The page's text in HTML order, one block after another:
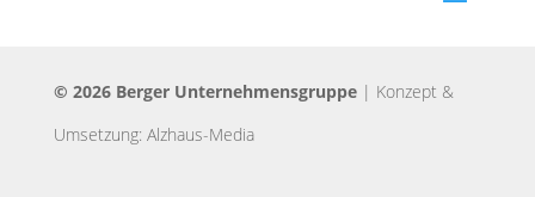
© 2026 Berger Unternehmensgruppe| Konzept &
Umsetzung: Alzhaus-Media